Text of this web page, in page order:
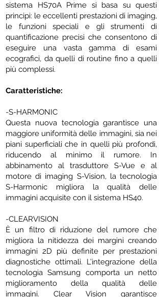
sistema HS70A Prime si basa su questi
principi: le eccellenti prestazioni di imaging,
le funzioni speciali e gli strumenti di
quantificazione precisi che consentono di
eseguire una vasta gamma di esami
ecografici, da quelli di routine fino a quelli
più complessi.
Caratteristiche:
-S-HARMONIC
Questa nuova tecnologia garantisce una
maggiore uniformità delle immagini, sia nei
piani superficiali che in quelli più profondi,
riducendo al minimo il rumore. In
abbinamento al trasduttore S-Vue e al
motore di imaging S-Vision, la tecnologia
S-Harmonic migliora la qualità delle
immagini acquisite con il sistema HS40.
-CLEARVISION
È un filtro di riduzione del rumore che
migliora la nitidezza dei margini creando
immagini 2D più definite per prestazioni
diagnostiche ottimali. L’integrazione della
tecnologia Samsung comporta un netto
miglioramento della qualità delle
immagini. Clear Vision garantisce